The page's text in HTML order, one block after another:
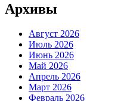
Архивы
Август 2026
Июль 2026
Июнь 2026
Май 2026
Апрель 2026
Март 2026
Февраль 2026